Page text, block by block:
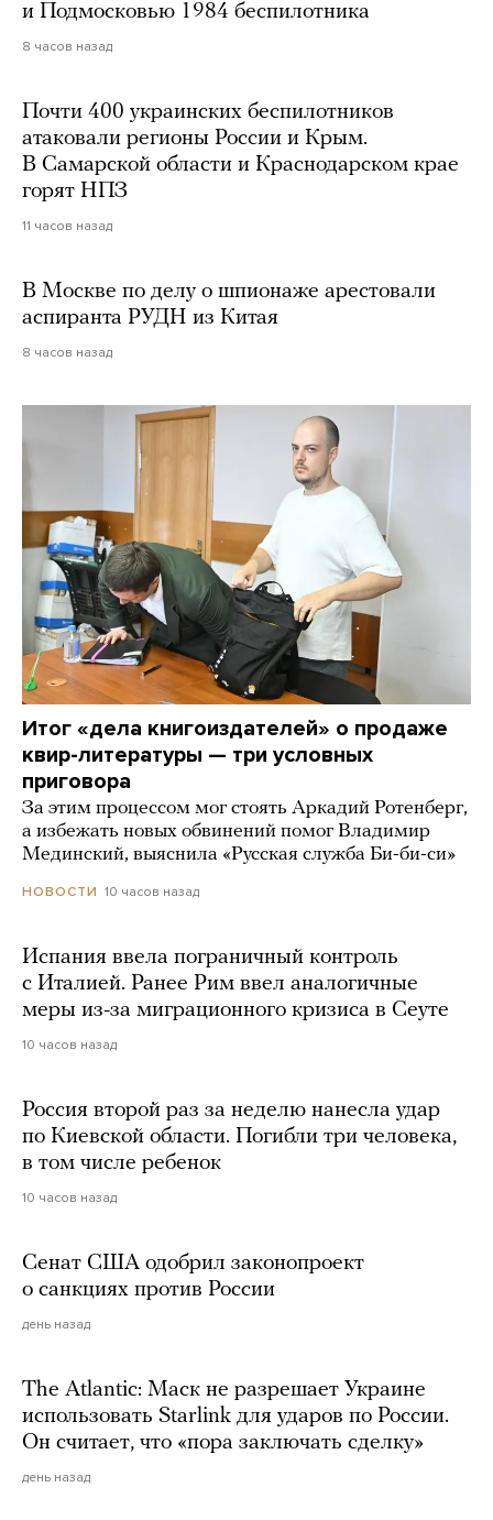
и Подмосковью 1984 беспилотника
8 часов назад
Почти 400 украинских беспилотников
атаковали регионы России и Крым.
В Самарской области и Краснодарском крае
горят НПЗ
11 часов назад
В Москве по делу о шпионаже арестовали
аспиранта РУДН из Китая
8 часов назад
Итог «дела книгоиздателей» о продаже
квир-литературы — три условных
приговора
За этим процессом мог стоять Аркадий Ротенберг,
а избежать новых обвинений помог Владимир
Мединский, выяснила «Русская служба Би-би-си»
НОВОСТИ 10 часов назад
Испания ввела пограничный контроль
с Италией. Ранее Рим ввел аналогичные
меры из-за миграционного кризиса в Сеуте
10 часов назад
Россия второй раз за неделю нанесла удар
по Киевской области. Погибли три человека,
в том числе ребенок
10 часов назад
Сенат США одобрил законопроект
о санкциях против России
день назад
The Atlantic: Маск не разрешает Украине
использовать Starlink для ударов по России.
Он считает, что «пора заключать сделку»
день назад